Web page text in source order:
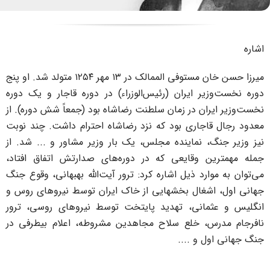
میرزا حسن خان مستوفی الممالک در ۱۳ مهر ۱۲۵۴ متولد شد. او پنج
ایران (رئیس‌الوزراء) در دوره قاجار و یک دوره
در زمان سلطنت رضاشاه بود (جمعاً شش دوره). از
بود که نزد رضاشاه احترام داشت. چند نوبت
نماینده مجلس، یک بار وزیر مشاور و ... شد. از
وقایعی که در دوره‌های صدارتش اتفاق افتاد،
ذیل اشاره کرد: ترور آیت‌الله بهبهانی، وقوع جنگ
بخشهایی از خاک ایران توسط نیروهای روس و
تهدید پایتخت توسط نیروهای روسی، ترور
خلع سلاح مجاهدین مشروطه، اعلام بیطرفی در
و ....